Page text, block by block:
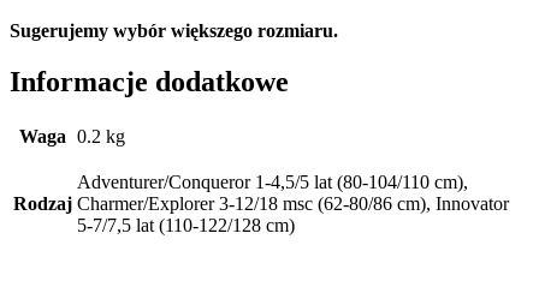
Sugerujemy wybór większego rozmiaru.
Informacje dodatkowe
Waga 0.2 kg
Rodzaj
Adventurer/Conqueror 1-4,5/5 lat (80-104/110 cm),
Charmer/Explorer 3-12/18 msc (62-80/86 cm), Innovator
5-7/7,5 lat (110-122/128 cm)